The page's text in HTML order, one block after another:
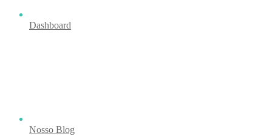
Dashboard
Nosso Blog